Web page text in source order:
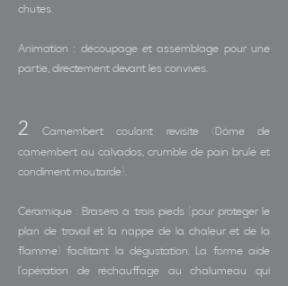
chutes.
Animation : découpage et assemblage pour une
partie, directement devant les convives.
2 .Camembert coulant revisité (Dôme de
camembert au calvados, crumble de pain brulé et
condiment moutarde).
Céramique : Braséro à trois pieds (pour protéger le
plan de travail et la nappe de la chaleur et de la
flamme) facilitant la dégustation. La forme aide
l'opération de réchauffage au chalumeau qui